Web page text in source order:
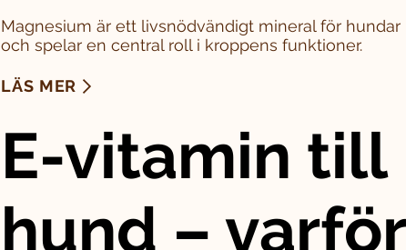
Magnesium är ett livsnödvändigt mineral för hundar
och spelar en central roll i kroppens funktioner.
LÄS MER
E-vitamin till
hund – varför